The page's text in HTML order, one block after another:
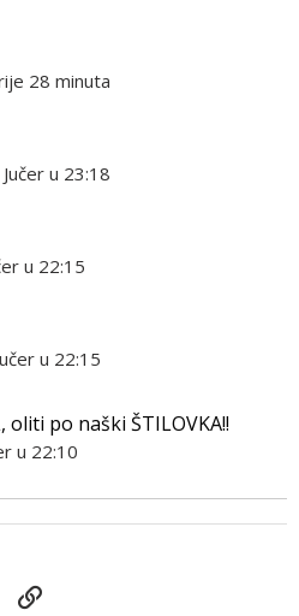
28 minuta
Jučer u 23:18
u 22:15
u 22:15
po naški ŠTILOVKA!!
u 22:10
Email